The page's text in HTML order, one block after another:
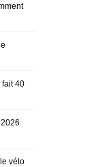
40
vélo